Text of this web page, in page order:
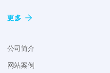
更多
公司简介
网站案例